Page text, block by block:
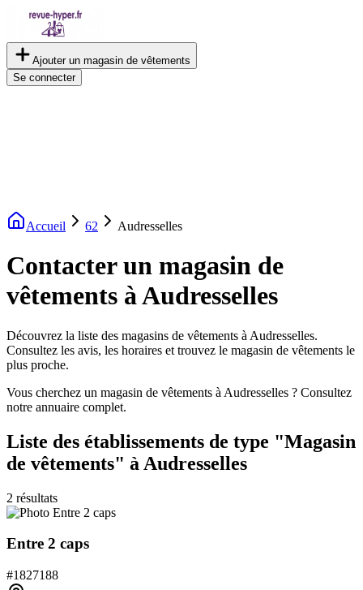
Ajouter un magasin de vêtements
Se connecter
Accueil 62 Audresselles
Contacter un magasin de
vêtements à Audresselles
Découvrez la liste des magasins de vêtements à Audresselles.
Consultez les avis, les horaires et trouvez le magasin de vêtements le
plus proche.
Vous cherchez un magasin de vêtements à Audresselles ? Consultez
notre annuaire complet.
Liste des établissements de type "Magasin
de vêtements" à Audresselles
2 résultats
Entre 2 caps
#1827188